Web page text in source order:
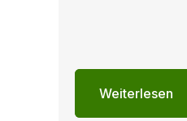
Weiterlesen